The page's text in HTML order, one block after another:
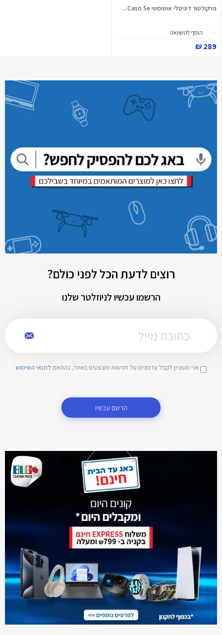
פרקולטור דיגיטלי אוטומטי Caso Se...
הוסף להשוואה
289 ₪
רוצים לדעת הכל לפני כולם?
הרשמו עכשיו לניוזלטר שלנו
אני מעוניין לקבל עדכונים על חדשות ומבצעים באתר, בהתאם לתנאי השימוש
הרשם עכשיו